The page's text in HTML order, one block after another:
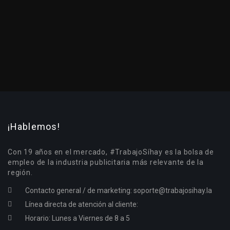
¡Hablemos!
Con 19 años en el mercado, #TrabajoSíhay es la bolsa de
empleo de la industria publicitaria más relevante de la
región.
Contacto general / de marketing: soporte@trabajosihay.la
Línea directa de atención al cliente:
Horario: Lunes a Viernes de 8 a 5